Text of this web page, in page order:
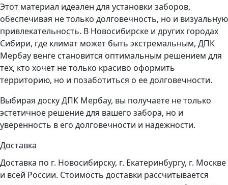
Этот материал идеален для установки заборов,
обеспечивая не только долговечность, но и визуальную
привлекательность. В Новосибирске и других городах
Сибири, где климат может быть экстремальным, ДПК
Мербау венге становится оптимальным решением для
тех, кто хочет не только красиво оформить
территорию, но и позаботиться о ее долговечности.
Выбирая доску ДПК Мербау, вы получаете не только
эстетичное решение для вашего забора, но и
уверенность в его долговечности и надежности.
Доставка
Доставка по г. Новосибирску, г. Екатеринбургу, г. Москве
и всей России. Стоимость доставки рассчитывается